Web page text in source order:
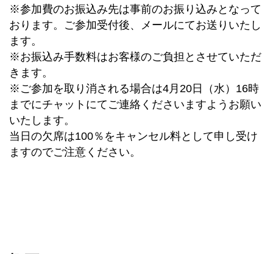
※参加費のお振込み先は事前のお振り込みとなって
おります。ご参加受付後、メールにてお送りいたし
ます。
※お振込み手数料はお客様のご負担とさせていただ
きます。
※ご参加を取り消される場合は4月20日（水）16時
までにチャットにてご連絡くださいますようお願い
いたします。
当日の欠席は100％をキャンセル料として申し受け
ますのでご注意ください。